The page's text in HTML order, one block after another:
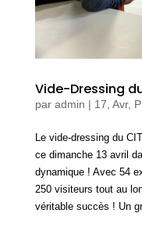
Vide-Dressing
par admin | 17, Avr,
Le vide-dressing du
ce dimanche 13 avril
dynamique ! Avec 54
250 visiteurs tout au
véritable succès ! Un